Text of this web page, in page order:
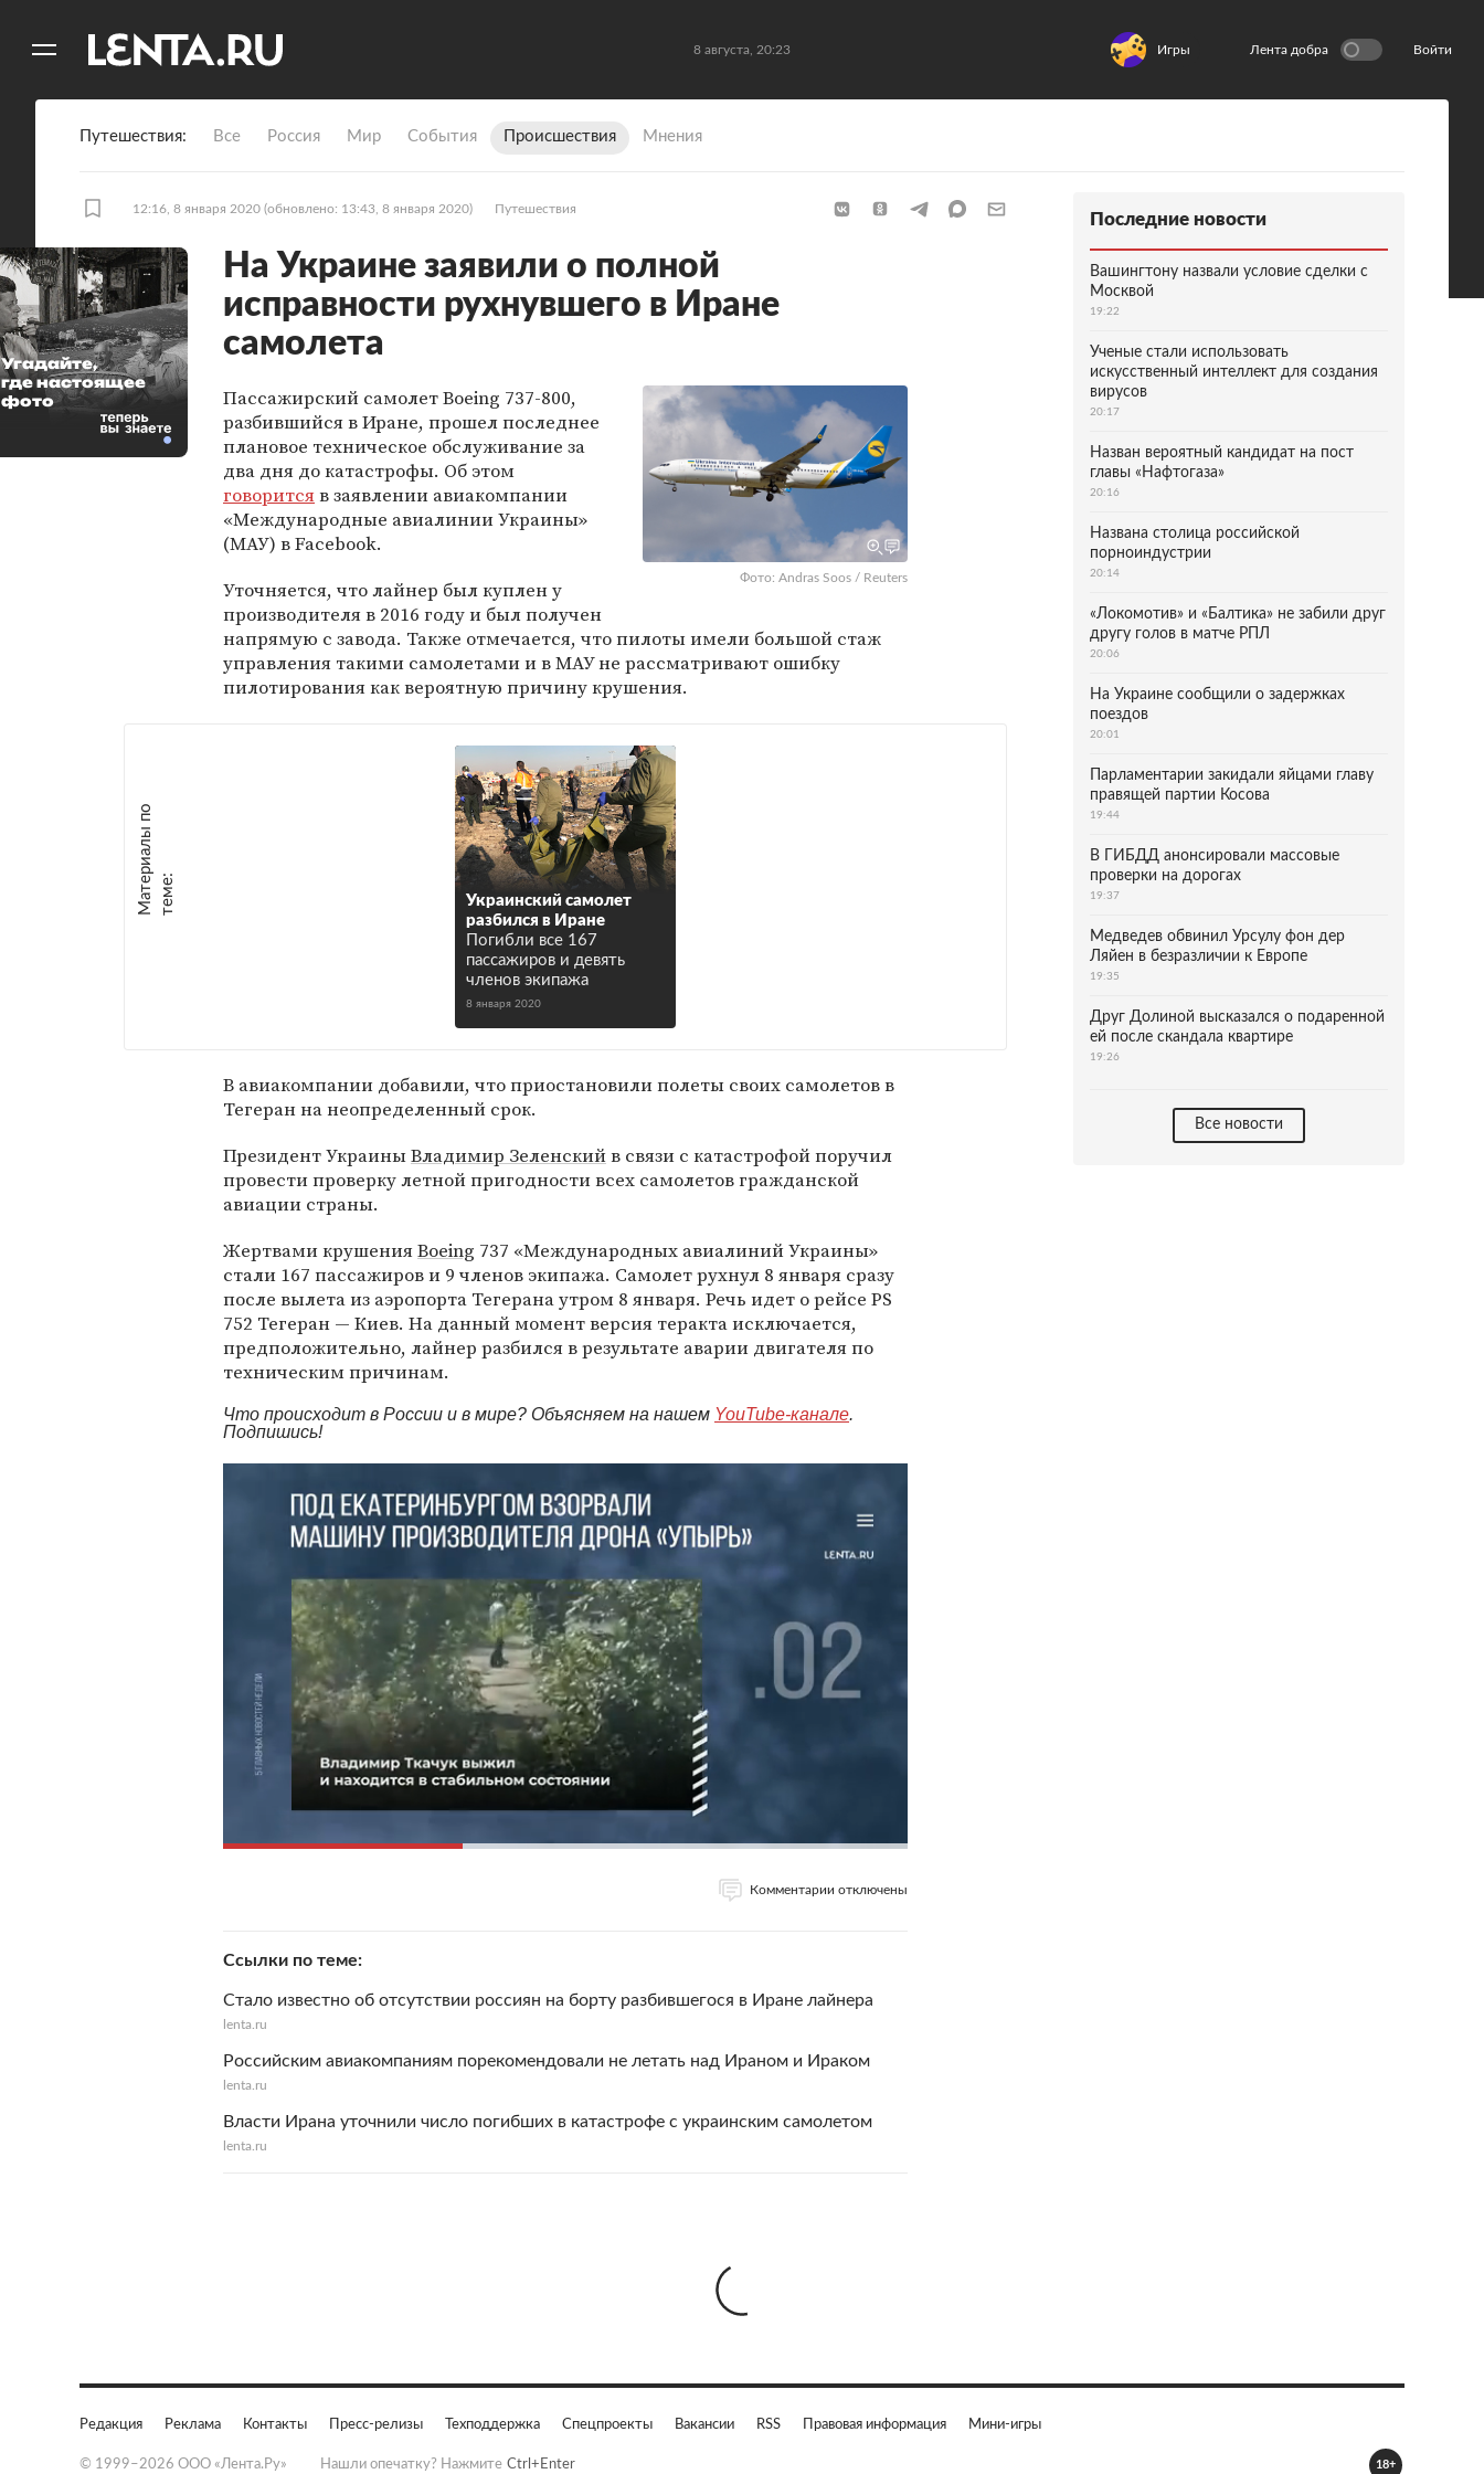
8 августа, 20:23 Игры Лента добра Войти
Путешествия Все Россия Мир События Происшествия Мнения
12:16, 8 января 2020 (обновлено: 13:43, 8 января 2020) Путешествия
На Украине заявили о полной
исправности рухнувшего в Иране
самолета
Фото: Andras Soos / Reuters
Пассажирский самолет Boeing 737-800,
разбившийся в Иране, прошел последнее
плановое техническое обслуживание за
два дня до катастрофы. Об этом
говоритсяв заявлении авиакомпании
«Международные авиалинии Украины»
(МАУ) в Facebook.
Уточняется, что лайнер был куплен у
производителя в 2016 году и был получен
напрямую с завода. Также отмечается, что пилоты имели большой стаж
управления такими самолетами и в МАУ не рассматривают ошибку
пилотирования как вероятную причину крушения.
М
а
т е
р
и
а
л
ы
п
о
т
е
м
е :
Украинский самолет
разбился в Иране
Погибли все 167
пассажиров и девять
членов экипажа
8 января 2020
В авиакомпании добавили, что приостановили полеты своих самолетов в
Тегеран на неопределенный срок.
Президент УкраиныВладимир Зеленскийв связи с катастрофой поручил
провести проверку летной пригодности всех самолетов гражданской
авиации страны.
Жертвами крушенияBoeing 737 «Международных авиалиний Украины»
стали 167 пассажиров и 9 членов экипажа. Самолет рухнул 8 января сразу
после вылета из аэропорта Тегерана утром 8 января. Речь идет о рейсе PS
752 Тегеран — Киев. На данный момент версия теракта исключается,
предположительно, лайнер разбился в результате аварии двигателя по
техническим причинам.
Что происходит в России и в мире? Объясняем на нашем YouTube-канале.
Подпишись!
Комментарии отключены
Ссылки по теме
Стало известно об отсутствии россиян на борту разбившегося в Иране лайнера
lenta.ru
Российским авиакомпаниям порекомендовали не летать над Ираном и Ираком
lenta.ru
Власти Ирана уточнили число погибших в катастрофе с украинским самолетом
lenta.ru
Угадайте,
где настоящее
фото
Последние новости
Вашингтону назвали условие сделки с
Москвой
19:22
Ученые стали использовать
искусственный интеллект для создания
вирусов
20:17
Назван вероятный кандидат на пост
главы «Нафтогаза»
20:16
Названа столица российской
порноиндустрии
20:14
«Локомотив» и «Балтика» не забили друг
другу голов в матче РПЛ
20:06
На Украине сообщили о задержках
поездов
20:01
Парламентарии закидали яйцами главу
правящей партии Косова
19:44
В ГИБДД анонсировали массовые
проверки на дорогах
19:37
Медведев обвинил Урсулу фон дер
Ляйен в безразличии к Европе
19:35
Друг Долиной высказался о подаренной
ей после скандала квартире
19:26
Все новости
Редакция Реклама Контакты Пресс-релизы Техподдержка Спецпроекты Вакансии RSS Правовая информация Мини-игры
© 1999–2026 ООО «Лента.Ру» Нашли опечатку? Нажмите Ctrl+Enter 18+